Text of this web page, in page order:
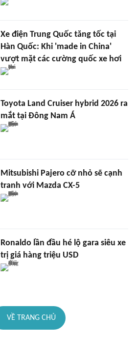
Xe điện Trung Quốc tăng tốc tại
Hàn Quốc: Khi 'made in China'
vượt mặt các cường quốc xe hơi
Toyota Land Cruiser hybrid 2026 ra
mắt tại Đông Nam Á
Mitsubishi Pajero cỡ nhỏ sẽ cạnh
tranh với Mazda CX-5
Ronaldo lần đầu hé lộ gara siêu xe
trị giá hàng triệu USD
VỀ TRANG CHỦ